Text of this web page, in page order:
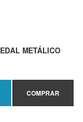
METÁLICO
COMPRAR